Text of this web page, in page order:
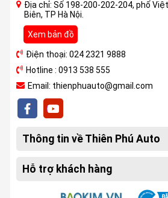
Địa chỉ: Số 198-200-202-204, phố
Biên, TP Hà Nội.
Xem bản đồ
Điện thoại: 024 2321 9888
Hotline : 0913 538 555
Email: thienphuauto@gmail.com
Thông tin về Thiên Phú Auto
Hỗ trợ khách hàng